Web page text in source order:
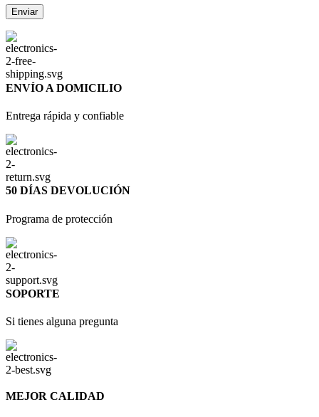
ENVÍO A DOMICILIO
Entrega rápida y confiable
50 DÍAS DEVOLUCIÓN
Programa de protección
SOPORTE
Si tienes alguna pregunta
MEJOR CALIDAD